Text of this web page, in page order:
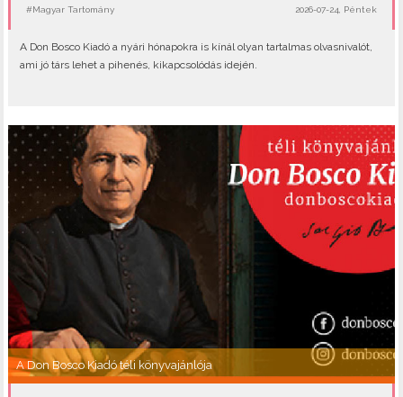
#Magyar Tartomány 2026-07-24, Péntek
A Don Bosco Kiadó a nyári hónapokra is kínál olyan tartalmas olvasnivalót,
ami jó társ lehet a pihenés, kikapcsolódás idején.
A Don Bosco Kiadó téli könyvajánlója